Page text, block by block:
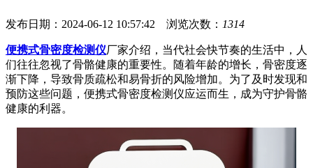
发布日期：2024-06-12 10:57:42 浏览次数： 1314
便携式骨密度检测仪厂家介绍，当代社会快节奏的生活中，人
们往往忽视了骨骼健康的重要性。随着年龄的增长，骨密度逐
渐下降，导致骨质疏松和易骨折的风险增加。为了及时发现和
预防这些问题，便携式骨密度检测仪应运而生，成为守护骨骼
健康的利器。